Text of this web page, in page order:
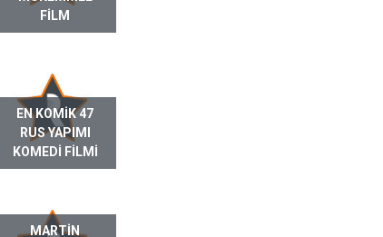
FILM
EN KOMIK 47
RUS YAPIMI
KOMEDI FILMI
MARTIN